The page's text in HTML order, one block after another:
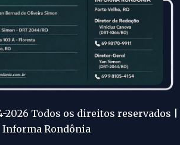
Todos os direitos reservados |
Informa Rondônia